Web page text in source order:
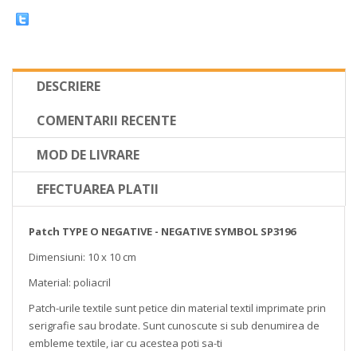
DESCRIERE
COMENTARII RECENTE
MOD DE LIVRARE
EFECTUAREA PLATII
Patch TYPE O NEGATIVE - NEGATIVE SYMBOL SP3196
Dimensiuni: 10 x 10 cm
Material: poliacril
Patch-urile textile sunt petice din material textil imprimate prin
serigrafie sau brodate. Sunt cunoscute si sub denumirea de
embleme textile, iar cu acestea poti sa-ti